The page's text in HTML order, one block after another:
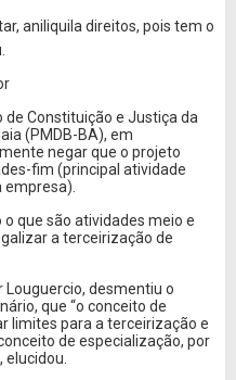
aniliquila direitos, pois tem o
de Constituição e Justiça da
(PMDB-BA), em
negar que o projeto
fim (principal atividade
que são atividades meio e
a terceirização de
Louguercio, desmentiu o
que “o conceito de
limites para a terceirização e
de especialização, por
elucidou.